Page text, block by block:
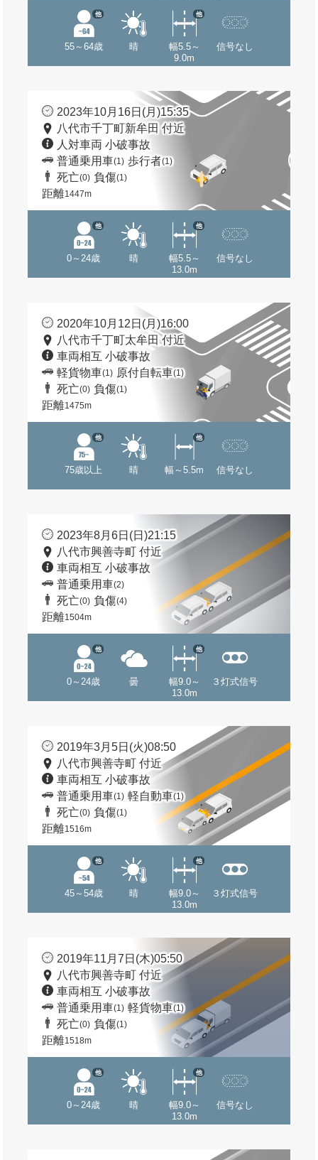
55～64歳
他
晴
幅5.5～
9.0m
他
信号なし
2023年10月16日(月)15:35
八代市千丁町新牟田 付近
人対車両 小破事故
普通乗用車(1) 歩行者(1)
死亡(0) 負傷(1)
距離1447m
0～24歳
他
晴
幅5.5～
13.0m
他
信号なし
2020年10月12日(月)16:00
八代市千丁町太牟田 付近
車両相互 小破事故
軽貨物車(1) 原付自転車(1)
死亡(0) 負傷(1)
距離1475m
75歳以上
他
晴 幅～5.5m
他
信号なし
2023年8月6日(日)21:15
八代市興善寺町 付近
車両相互 小破事故
普通乗用車(2)
死亡(0) 負傷(4)
距離1504m
0～24歳
他
曇
幅9.0～
13.0m
他
３灯式信号
2019年3月5日(火)08:50
八代市興善寺町 付近
車両相互 小破事故
普通乗用車(1) 軽自動車(1)
死亡(0) 負傷(1)
距離1516m
45～54歳
他
晴
幅9.0～
13.0m
他
３灯式信号
2019年11月7日(木)05:50
八代市興善寺町 付近
車両相互 小破事故
普通乗用車(1) 軽貨物車(1)
死亡(0) 負傷(1)
距離1518m
0～24歳
他
晴
幅9.0～
13.0m
他
信号なし